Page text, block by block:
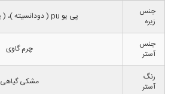
جنس
زیره
پی یو pu ( دودانسیته )، ( پد خار پاشنه )
جنس
آستر
چرم گاوی
رنگ
آستر
مشکی گیاهی